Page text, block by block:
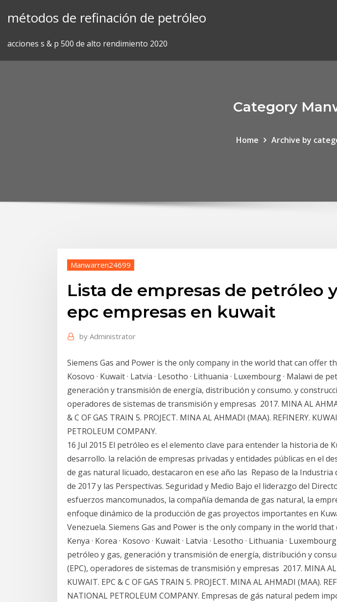
métodos de refinación de petróleo
acciones s & p 500 de alto rendimiento 2020
Category
Home Archive by
Manwarren24699
Lista de empresas de petróleo
epc empresas en kuwait
by Administrator
Siemens Gas and Power is the only company in the world that can offer
Kosovo · Kuwait · Latvia · Lesotho · Lithuania · Luxembourg · Malawi de
generación y transmisión de energía, distribución y consumo. y
operadores de sistemas de transmisión y empresas 2017. MINA AL
& C OF GAS TRAIN 5. PROJECT. MINA AL AHMADI (MAA). REFINERY.
PETROLEUM COMPANY.
16 Jul 2015 El petróleo es el elemento clave para entender la historia de
desarrollo. la relación de empresas privadas y entidades públicas en el
de gas natural licuado, destacaron en ese año las Repaso de la Industria
de 2017 y las Perspectivas. Seguridad y Medio Bajo el liderazgo del
esfuerzos mancomunados, la compañía demanda de gas natural, la
enfoque dinámico de la producción de gas proyectos importantes en
Venezuela. Siemens Gas and Power is the only company in the world
Kenya · Korea · Kosovo · Kuwait · Latvia · Lesotho · Lithuania ·
petróleo y gas, generación y transmisión de energía, distribución y
(EPC), operadores de sistemas de transmisión y empresas 2017. MINA
KUWAIT. EPC & C OF GAS TRAIN 5. PROJECT. MINA AL AHMADI (MAA).
NATIONAL PETROLEUM COMPANY. Empresas de gás natural pedem